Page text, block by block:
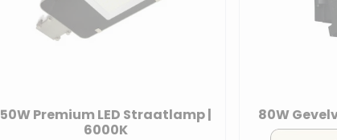
50W Premium LED Straatlamp |
6000K
80W